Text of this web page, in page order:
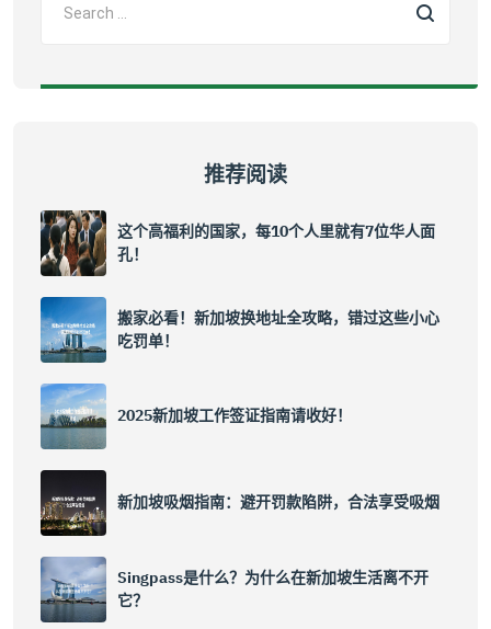
推荐阅读
这个高福利的国家，每10个人里就有7位华人面
孔！
搬家必看！新加坡换地址全攻略，错过这些小心
吃罚单！
2025新加坡工作签证指南请收好！
新加坡吸烟指南：避开罚款陷阱，合法享受吸烟
Singpass是什么？为什么在新加坡生活离不开
它？